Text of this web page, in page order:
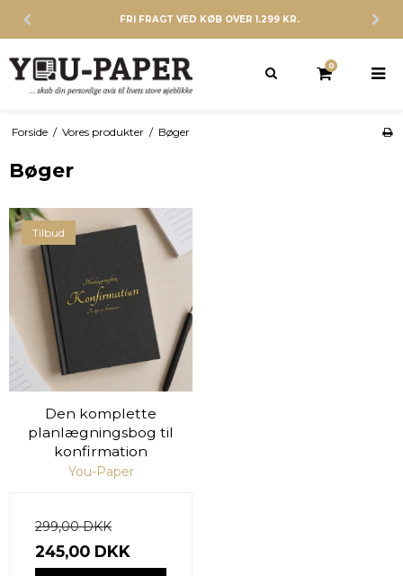
FRI FRAGT VED KØB OVER 1.299 KR.
0
Forside / Vores produkter / Bøger
Bøger
Tilbud
Den komplette
planlægningsbog til
konfirmation
You-Paper
299,00 DKK
245,00 DKK